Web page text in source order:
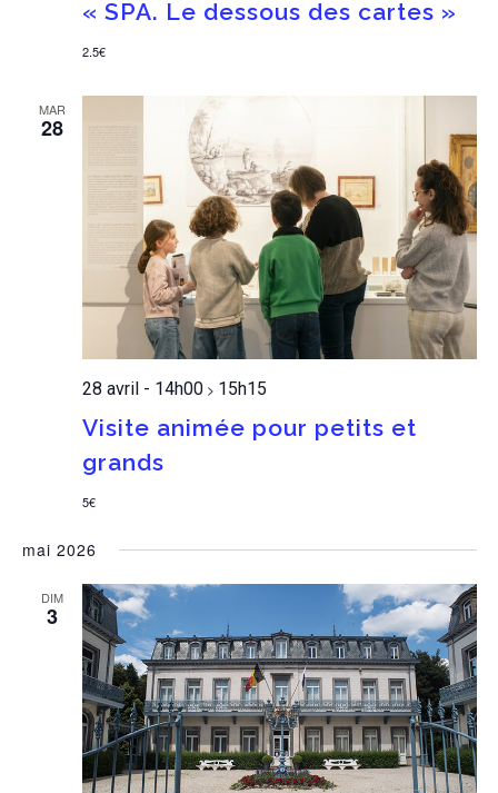
« SPA. Le dessous des cartes »
2.5€
MAR
28
28 avril - 14h00> 15h15
Visite animée pour petits et
grands
5€
mai 2026
DIM
3